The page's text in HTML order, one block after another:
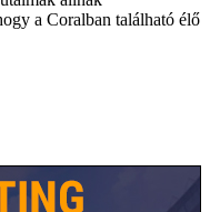
a Coralban található élő